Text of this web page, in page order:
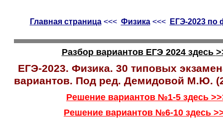
Главная страница<<< Физика<<< ЕГЭ-2023 по
Разбор вариантов ЕГЭ 2024здесь
ЕГЭ-2023. Физика. 30 типовых
вариантов. Под ред. Демидовой М.Ю.
Решение вариантов №1-5 здесь
Решение вариантов №6-10 здесь